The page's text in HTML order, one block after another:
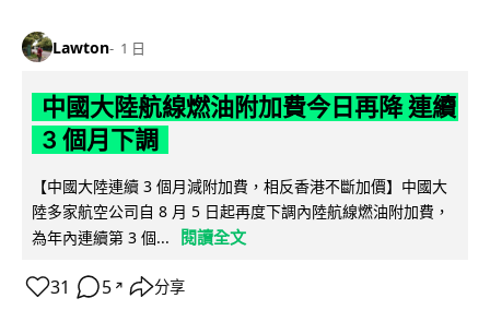
Lawton 1 日
中國大陸航線燃油附加費今日再降 連續
3 個月下調
【中國大陸連續 3 個月減附加費，相反香港不斷加價】中國大
陸多家航空公司自 8 月 5 日起再度下調內陸航線燃油附加費，
為年內連續第 3 個...
閱讀全文
31 5 ↗ 分享